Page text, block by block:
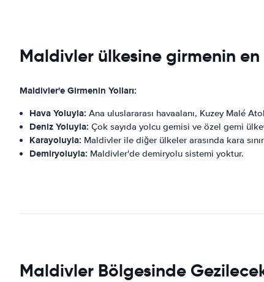
Maldivler ülkesine girmenin
Maldivler'e Girmenin Yolları:
Hava Yoluyla: Ana uluslararası havaalanı, Kuzey Malé
Deniz Yoluyla: Çok sayıda yolcu gemisi ve özel gemi
Karayoluyla: Maldivler ile diğer ülkeler arasında kara
Demiryoluyla: Maldivler'de demiryolu sistemi yoktur.
Maldivler Bölgesinde